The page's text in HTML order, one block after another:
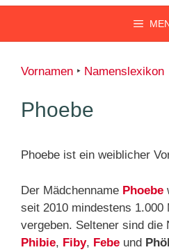
Vornamen ‣ Namenslexikon
Phoebe
Phoebe ist ein weiblicher
Der Mädchenname Phoebe
seit 2010 mindestens 1.000
vergeben. Seltener sind die
Phibie, Fiby, Febe und